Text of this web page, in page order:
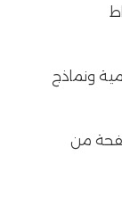
ونماذج
من